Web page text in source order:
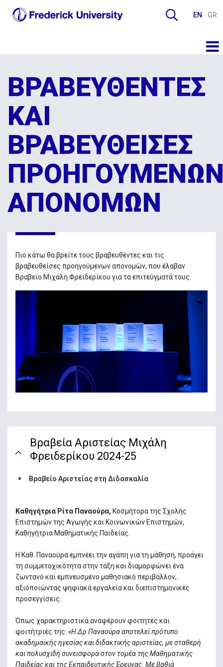
EN GR
ΒΡΑΒΕΥΘΕΝΤΕΣ
ΚΑΙ
ΒΡΑΒΕΥΘΕΙΣΕΣ
ΑΠΟΝΟΜΩΝ
Πιο κάτω θα βρείτε τους βραβευθέντες και τις
βραβευθείσες προηγούμενων απονομών, που έλαβαν
Βραβείο Μιχάλη Φρειδερίκου για τα επιτεύγματά τους.
Βραβεία Αριστείας Μιχάλη
Φρειδερίκου 2024-25
Βραβείο Αριστείας στη Διδασκαλία
Καθηγήτρια Ρίτα Παναούρα, Κοσμήτορα της Σχολής
Επιστημών της Αγωγής και Κοινωνικών Επιστημών,
Καθηγήτρια Μαθηματικής Παιδείας.
Η Καθ. Παναούρα εμπνέει την αγάπη για τη μάθηση, προάγει
τη συμμετοχικότητα στην τάξη και διαμορφώνει ένα
ζωντανό και εμπνευσμένο μαθησιακό περιβάλλον,
αξιοποιώντας ψηφιακά εργαλεία και διεπιστημονικές
προσεγγίσεις.
Όπως χαρακτηριστικά αναφέρουν φοιτητές και
φοιτήτριές της: «Η Δρ Παναούρα αποτελεί πρότυπο
ακαδημαϊκής ηγεσίας και διδακτικής αριστείας, με σταθερή
και πολυσχιδή συνεισφορά στον τομέα της Μαθηματικής
Παιδείας και της Εκπαιδευτικής Έρευνας. Με βαθιά